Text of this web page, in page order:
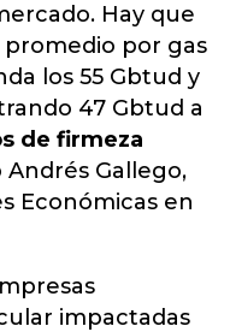
Hay que
por gas
los 55 Gbtud y
47 Gbtud a
de firmeza
Andrés Gallego,
Económicas en
impactadas